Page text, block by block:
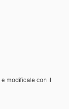
e modificale con il